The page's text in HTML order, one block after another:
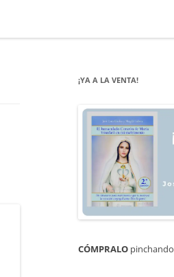
¡YA A LA VENTA!
CÓMPRALO pinchando